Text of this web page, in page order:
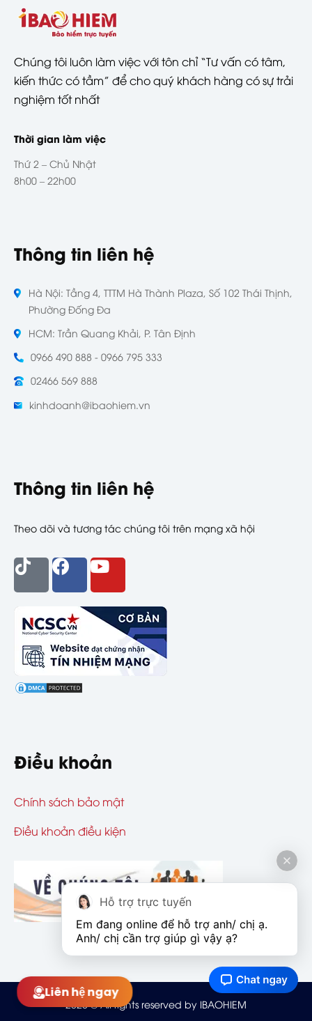
Chúng tôi luôn làm việc với tôn chỉ “Tư vấn có tâm,
kiến thức có tầm” để cho quý khách hàng có sự trải
nghiệm tốt nhất
Thời gian làm việc
Thứ 2 – Chủ Nhật
8h00 – 22h00
Thông tin liên hệ
Hà Nội: Tầng 4, TTTM Hà Thành Plaza, Số 102 Thái Thịnh,
Phường Đống Đa
HCM: Trần Quang Khải, P. Tân Định
0966 490 888 - 0966 795 333
02466 569 888
kinhdoanh@ibaohiem.vn
Thông tin liên hệ
Theo dõi và tương tác chúng tôi trên mạng xã hội
Điều khoản
Chính sách bảo mật
Điều khoản điều kiện
© All rights reserved by IBAOHIEM
Liên hệ ngay
Hỗ trợ trực tuyến
Em đang online để hỗ trợ anh/ chị ạ.
Anh/ chị cần trợ giúp gì vậy ạ?